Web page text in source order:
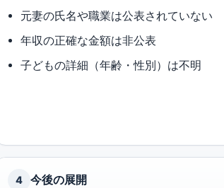
元妻の氏名や職業は公表されていない
年収の正確な金額は非公表
子どもの詳細（年齢・性別）は不明
4 今後の展開